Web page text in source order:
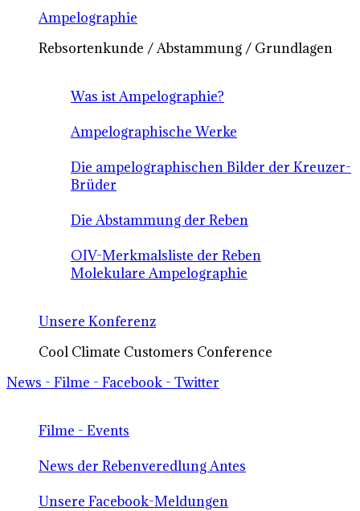
Ampelographie
Rebsortenkunde / Abstammung / Grundlagen
Was ist Ampelographie?
Ampelographische Werke
Die ampelographischen Bilder der Kreuzer-
Brüder
Die Abstammung der Reben
OIV-Merkmalsliste der Reben
Molekulare Ampelographie
Unsere Konferenz
Cool Climate Customers Conference
News - Filme - Facebook - Twitter
Filme - Events
News der Rebenveredlung Antes
Unsere Facebook-Meldungen